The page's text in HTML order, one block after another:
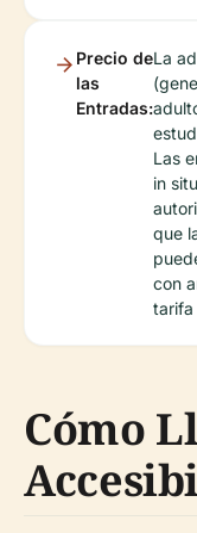
Precio de
las
Entradas:
La
Las
in
que
con
tarifa
Cómo